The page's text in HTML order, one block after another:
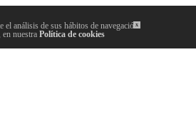
x
análisis de sus hábitos de navegación.
nuestra Política de cookies